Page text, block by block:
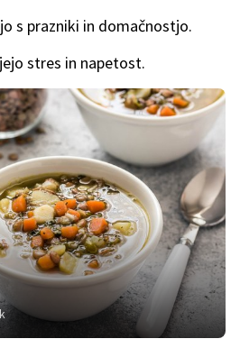
s prazniki in domačnostjo.
stres in napetost.